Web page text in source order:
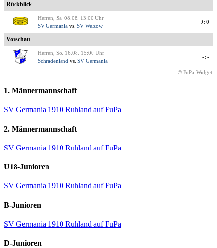
Rückblick
Herren, Sa. 08.08. 13:00 Uhr
SV Germania vs. SV Welzow
9:0
Vorschau
Herren, So. 16.08. 15:00 Uhr
Schradenland vs. SV Germania
-:-
© FuPa-Widget
1. Männermannschaft
SV Germania 1910 Ruhland auf FuPa
2. Männermannschaft
SV Germania 1910 Ruhland auf FuPa
U18-Junioren
SV Germania 1910 Ruhland auf FuPa
B-Junioren
SV Germania 1910 Ruhland auf FuPa
D-Junioren